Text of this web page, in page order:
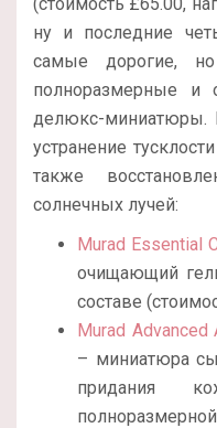
ну и последние
самые дорогие,
полноразмерные и
делюкс-миниатюры.
устранение
также
солнечных лучей:
Murad Essential
очищающий
составе
Murad Advanced
– миниатюра
придания